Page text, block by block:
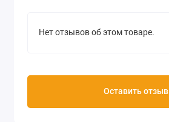
Нет отзывов об этом товаре.
Оставить отзыв